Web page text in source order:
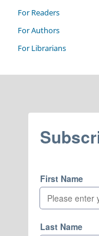
For Readers
For Authors
For Librarians